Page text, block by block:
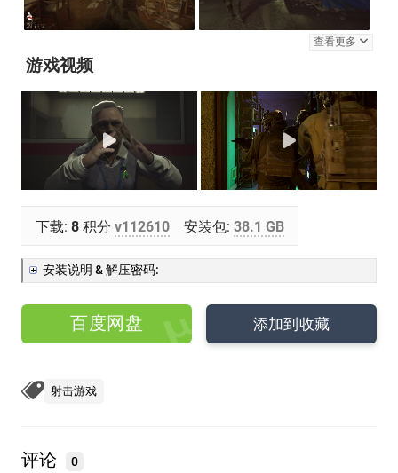
查看更多
游戏视频
下载: 8 积分 v112610 安装包: 38.1 GB
安装说明 & 解压密码:
百度网盘 添加到收藏
射击游戏
评论 0